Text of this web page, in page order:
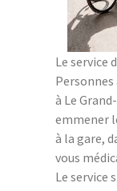
Le service
à Le
emmener
à la gare,
vous
Le service